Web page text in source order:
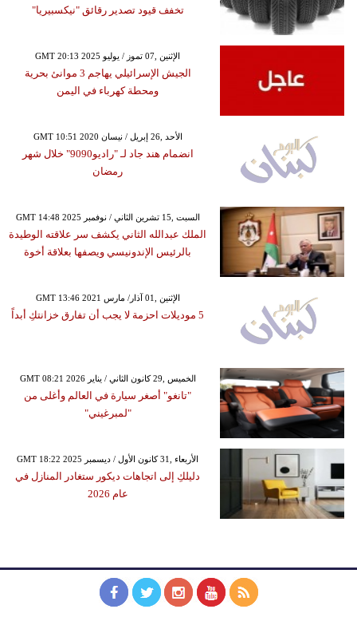
تخفف قيود تصدير رقائق "نيكسبيريا"
GMT 20:13 2025 الإثنين ,07 تموز / يوليو
الجيش الإسرائيلي يهاجم 3 موانئ بحرية
ومحطة كهرباء في اليمن
GMT 10:51 2020 الأحد ,26 إبريل / نيسان
انضمام هند جاد لـ "راديو9090" خلال شهر
رمضان
GMT 14:48 2025 السبت ,15 تشرين الثاني / نوفمبر
الملك عبدالله الثاني يكشف سر علاقته الوطيدة
بالرئيس الإندونيسي ويصفها بعلاقة أخوة
GMT 13:46 2021 الإثنين ,01 آذار/ مارس
5 موديلات احزمة لا يجب أن تفارق خزانتكِ أبداً
GMT 08:21 2026 الخميس ,29 كانون الثاني / يناير
"تانغو" أصغر سيارة في العالم وأغلى من
"لمبرغيني"
GMT 18:22 2025 الأربعاء ,31 كانون الأول / ديسمبر
دليلكِ إلى اتجاهات ديكور ستغادر المنازل في
عام 2026